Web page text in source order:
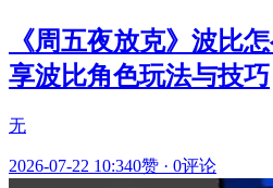
《周五夜放克》波比
享波比角色玩法与技巧
无
2026-07-22 10:340赞 · 0评论